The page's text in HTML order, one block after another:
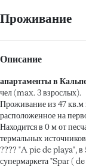
Проживание
Описание
апартаменты в
чел (max. 3 взрослых).
Проживание из 47 кв.м
расположенное на
Находится в 0 м от
термальных
???? "A pie de playa", в
супермаркета "Spar (